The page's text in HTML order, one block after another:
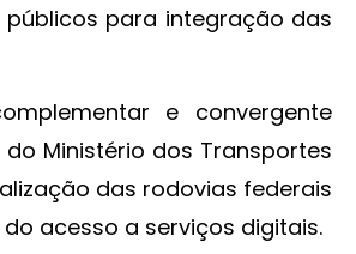
para integração das
e convergente
Ministério dos Transportes
das rodovias federais
acesso a serviços digitais.